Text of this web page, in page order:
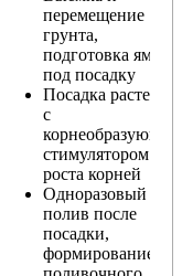
перемещение
грунта,
подготовка ямы
под посадку
Посадка растения
с
корнеобразующим
стимулятором
роста корней
Одноразовый
полив после
посадки,
формирование